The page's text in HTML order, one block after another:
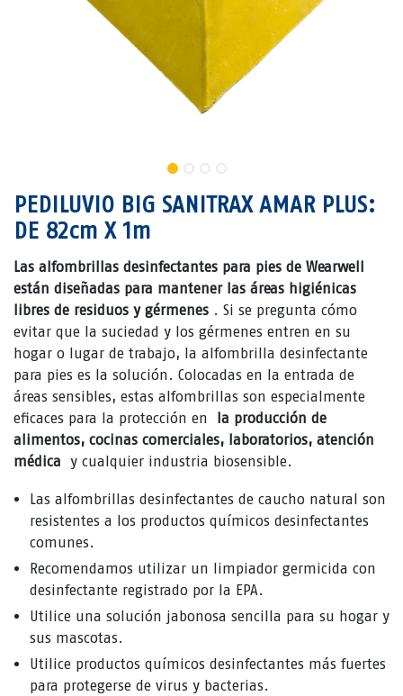
PEDILUVIO BIG SANITRAX AMAR PLUS:
DE 82cm X 1m
Las alfombrillas desinfectantes para pies de Wearwell
están diseñadas para mantener las áreas higiénicas
libres de residuos y gérmenes . Si se pregunta cómo
evitar que la suciedad y los gérmenes entren en su
hogar o lugar de trabajo, la alfombrilla desinfectante
para pies es la solución. Colocadas en la entrada de
áreas sensibles, estas alfombrillas son especialmente
eficaces para la protección en
la producción de
alimentos, cocinas comerciales, laboratorios, atención
médica y cualquier industria biosensible.
Las alfombrillas desinfectantes de caucho natural son
resistentes a los productos químicos desinfectantes
comunes.
Recomendamos utilizar un limpiador germicida con
desinfectante registrado por la EPA.
Utilice una solución jabonosa sencilla para su hogar y
sus mascotas.
Utilice productos químicos desinfectantes más fuertes
para protegerse de virus y bacterias.